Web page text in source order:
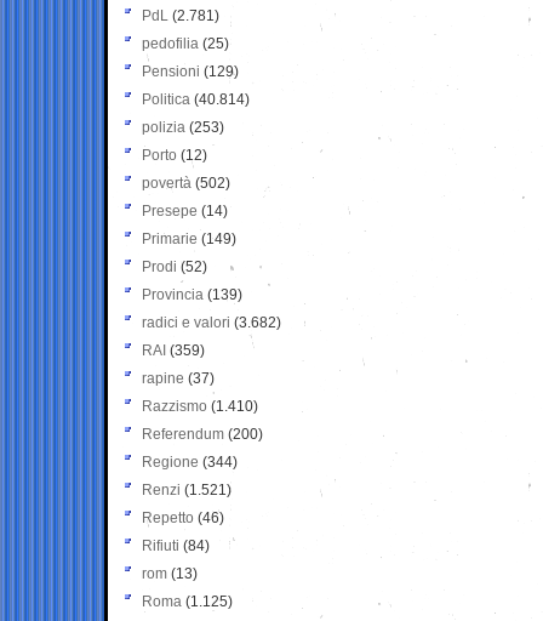
PdL (2.781)
pedofilia (25)
Pensioni (129)
Politica (40.814)
polizia (253)
Porto (12)
povertà (502)
Presepe (14)
Primarie (149)
Prodi (52)
Provincia (139)
radici e valori (3.682)
RAI (359)
rapine (37)
Razzismo (1.410)
Referendum (200)
Regione (344)
Renzi (1.521)
Repetto (46)
Rifiuti (84)
rom (13)
Roma (1.125)